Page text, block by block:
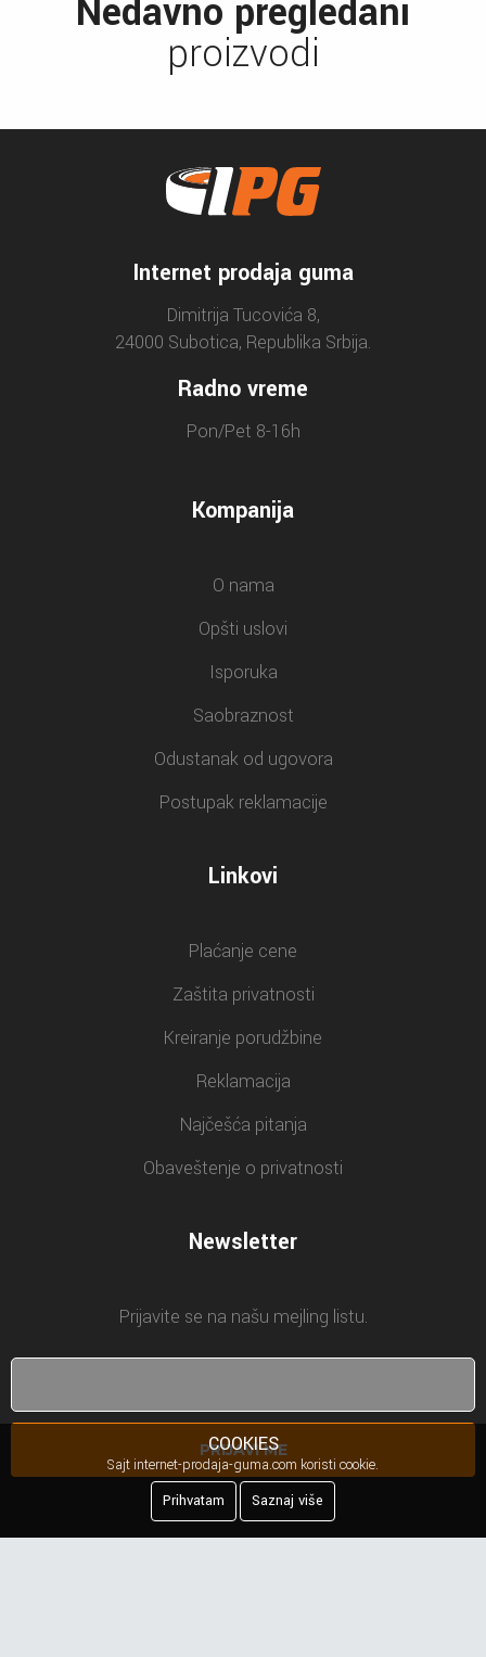
Nedavno pregledani
proizvodi
Internet prodaja guma
Dimitrija Tucovića 8,
24000 Subotica, Republika Srbija.
Radno vreme
Pon/Pet 8-16h
Kompanija
O nama
Opšti uslovi
Isporuka
Saobraznost
Odustanak od ugovora
Postupak reklamacije
Linkovi
Plaćanje cene
Zaštita privatnosti
Kreiranje porudžbine
Reklamacija
Najčešća pitanja
Obaveštenje o privatnosti
Newsletter
Prijavite se na našu mejling listu.
PRIJAVI ME
COOKIES
Sajt internet-prodaja-guma.com koristi cookie.
Prihvatam
Saznaj više